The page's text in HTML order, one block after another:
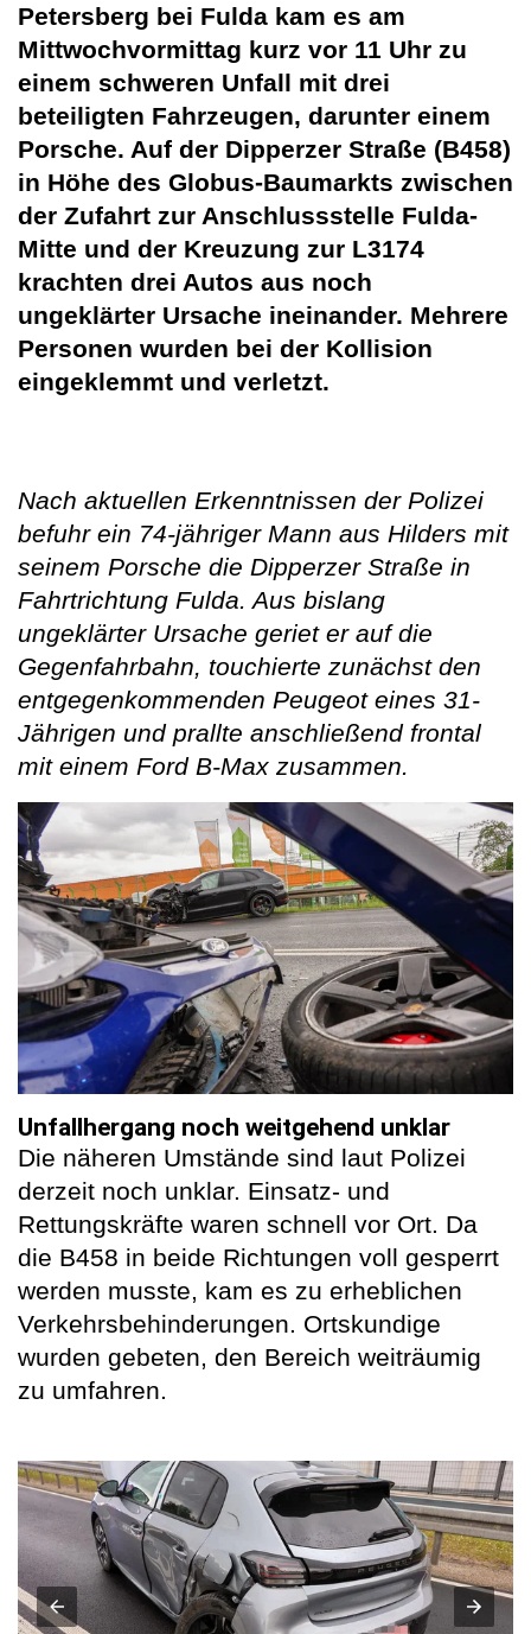
Petersberg bei Fulda kam es am
Mittwochvormittag kurz vor 11 Uhr zu
einem schweren Unfall mit drei
beteiligten Fahrzeugen, darunter einem
Porsche. Auf der Dipperzer Straße (B458)
in Höhe des Globus-Baumarkts zwischen
der Zufahrt zur Anschlussstelle Fulda-
Mitte und der Kreuzung zur L3174
krachten drei Autos aus noch
ungeklärter Ursache ineinander. Mehrere
Personen wurden bei der Kollision
eingeklemmt und verletzt.
Nach aktuellen Erkenntnissen der Polizei
befuhr ein 74-jähriger Mann aus Hilders mit
seinem Porsche die Dipperzer Straße in
Fahrtrichtung Fulda. Aus bislang
ungeklärter Ursache geriet er auf die
Gegenfahrbahn, touchierte zunächst den
entgegenkommenden Peugeot eines 31-
Jährigen und prallte anschließend frontal
mit einem Ford B-Max zusammen.
Unfallhergang noch weitgehend unklar
Die näheren Umstände sind laut Polizei
derzeit noch unklar. Einsatz- und
Rettungskräfte waren schnell vor Ort. Da
die B458 in beide Richtungen voll gesperrt
werden musste, kam es zu erheblichen
Verkehrsbehinderungen. Ortskundige
wurden gebeten, den Bereich weiträumig
zu umfahren.